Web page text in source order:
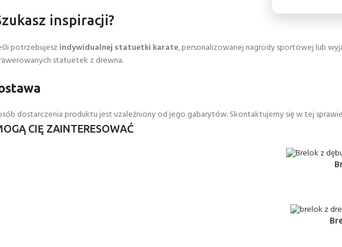
inspiracji?
potrzebujeszindywidualnej statuetki karate, personalizowanej nagrody sportowej lub
statuetek z drewna.
dostarczenia produktu jest uzależniony od jego gabarytów. Skontaktujemy się w tej
CIĘ ZAINTERESOWAĆ